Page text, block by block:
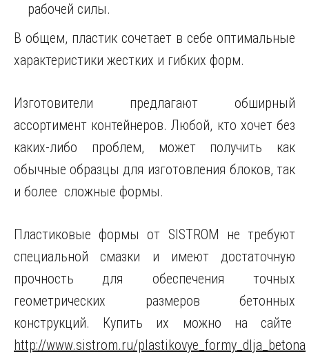
рабочей силы.
В общем, пластик сочетает в себе оптимальные
характеристики жестких и гибких форм.
Изготовители предлагают обширный
ассортимент контейнеров. Любой, кто хочет без
каких-либо проблем, может получить как
обычные образцы для изготовления блоков, так
и более сложные формы.
Пластиковые формы от SISTROM не требуют
специальной смазки и имеют достаточную
прочность для обеспечения точных
геометрических размеров бетонных
конструкций. Купить их можно на сайте
http://www.sistrom.ru/plastikovye_formy_dlja_betona